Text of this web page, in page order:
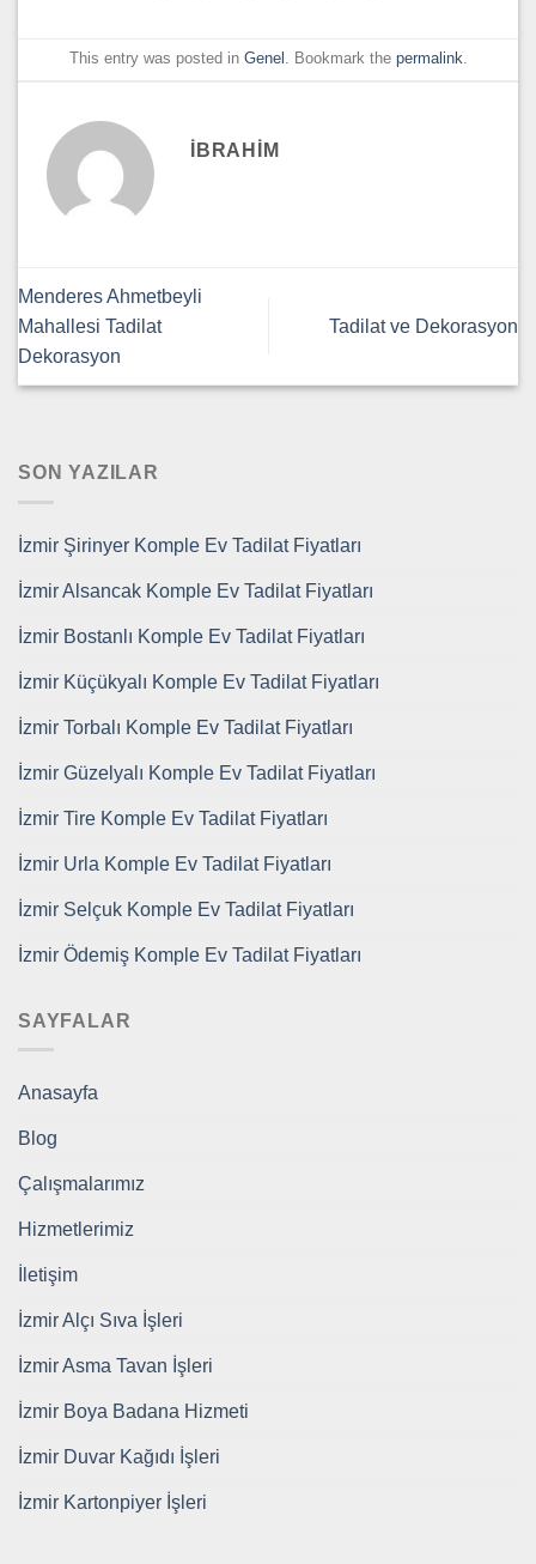
This entry was posted in Genel . Bookmark the permalink.
IBRAHIM
Menderes Ahmetbeyli
Mahallesi Tadilat
Dekorasyon
Tadilat ve Dekorasyon
SON YAZILAR
İzmir Şirinyer Komple Ev Tadilat Fiyatları
İzmir Alsancak Komple Ev Tadilat Fiyatları
İzmir Bostanlı Komple Ev Tadilat Fiyatları
İzmir Küçükyalı Komple Ev Tadilat Fiyatları
İzmir Torbalı Komple Ev Tadilat Fiyatları
İzmir Güzelyalı Komple Ev Tadilat Fiyatları
İzmir Tire Komple Ev Tadilat Fiyatları
İzmir Urla Komple Ev Tadilat Fiyatları
İzmir Selçuk Komple Ev Tadilat Fiyatları
İzmir Ödemiş Komple Ev Tadilat Fiyatları
SAYFALAR
Anasayfa
Blog
Çalışmalarımız
Hizmetlerimiz
İletişim
İzmir Alçı Sıva İşleri
İzmir Asma Tavan İşleri
İzmir Boya Badana Hizmeti
İzmir Duvar Kağıdı İşleri
İzmir Kartonpiyer İşleri